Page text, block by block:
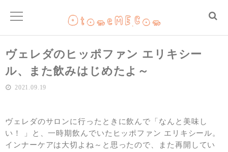
ヴェレダのヒッポファン エリキシー
ル、また飲みはじめたよ～
2021.09.19
ヴェレダのサロンに行ったときに飲んで「なんと美味し
い！ 」と、一時期飲んでいたヒッポファン エリキシール。
インナーケアは大切よね～と思ったので、また再開してい